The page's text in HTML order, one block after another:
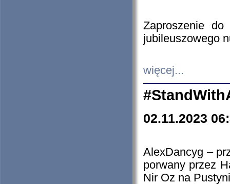
Zaproszenie do
jubileuszowego
więcej...
02.11.2023
AlexDancyg –
porwany przez
Nir Oz na